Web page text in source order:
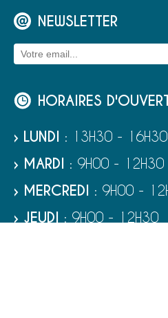
NEWSLETTER
HORAIRES
› LUNDI : 13H30 - 16H30
› MARDI : 9H00 - 12H30
› MERCREDI : 9H00 -
› JEUDI : 9H00 - 12H30